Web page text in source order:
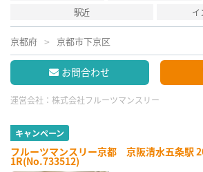
駅近
イ
京都府 京都市下京区
お問合わせ
運営会社： 株式会社フルーツマンスリー
キャンペーン
フルーツマンスリー京都 京阪清水五条駅
1R(No.733512)